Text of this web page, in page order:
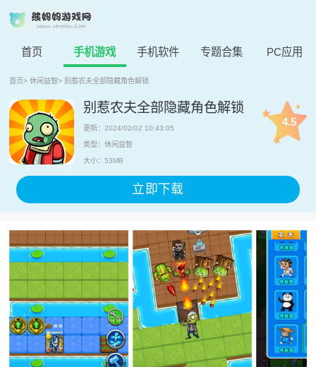
首页 手机游戏 手机软件 专题合集 PC应用
首页> 休闲益智> 别惹农夫全部隐藏角色解锁
别惹农夫全部隐藏角色解锁
更新：2024/02/02 10:43:05
类型：休闲益智
大小：53MB
4.5
立即下载